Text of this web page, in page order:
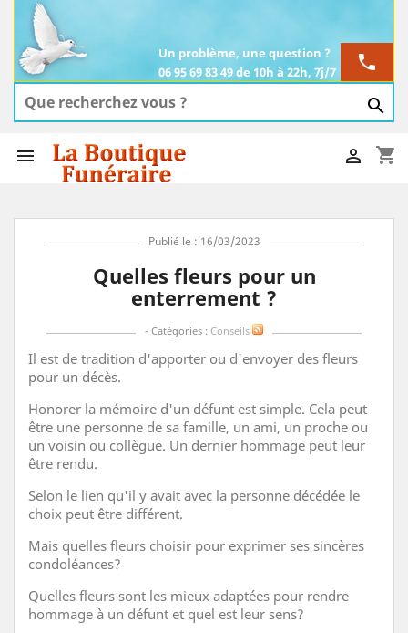
phone
Un problème, une question ?
06 95 69 83 49 de 10h à 22h, 7j/7

 shopping_cart

Publié le : 16/03/2023
Quelles fleurs pour un
enterrement ?
- Catégories : Conseils
Il est de tradition d'apporter ou d'envoyer des fleurs
pour un décès.
Honorer la mémoire d'un défunt est simple. Cela peut
être une personne de sa famille, un ami, un proche ou
un voisin ou collègue. Un dernier hommage peut leur
être rendu.
Selon le lien qu'il y avait avec la personne décédée le
choix peut être différent.
Mais quelles fleurs choisir pour exprimer ses sincères
condoléances?
Quelles fleurs sont les mieux adaptées pour rendre
hommage à un défunt et quel est leur sens?